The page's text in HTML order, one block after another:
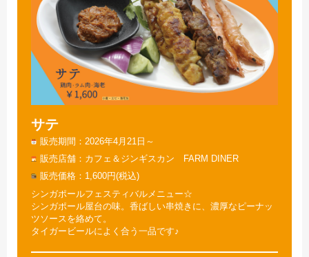
サテ
販売期間
2026年4月21日～
販売店舗
カフェ＆ジンギスカン FARM DINER
販売価格
1,600円(税込)
シンガポールフェスティバルメニュー☆
シンガポール屋台の味。香ばしい串焼きに、濃厚なピーナッ
ツソースを絡めて。
タイガービールによく合う一品です♪